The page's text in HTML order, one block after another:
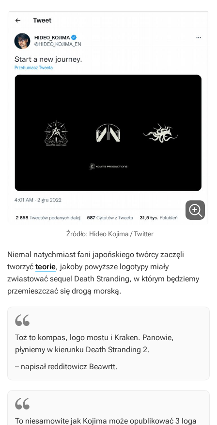
Źródło: Hideo Kojima / Twitter
Niemal natychmiast fani japońskiego twórcy zaczęli
tworzyć teorie, jakoby powyższe logotypy miały
zwiastować sequel Death Stranding, w którym będziemy
przemieszczać się drogą morską.
Toż to kompas, logo mostu i Kraken. Panowie,
płyniemy w kierunku Death Stranding 2.
– napisał redditowicz Beawrtt.
To niesamowite jak Kojima może opublikować 3 loga